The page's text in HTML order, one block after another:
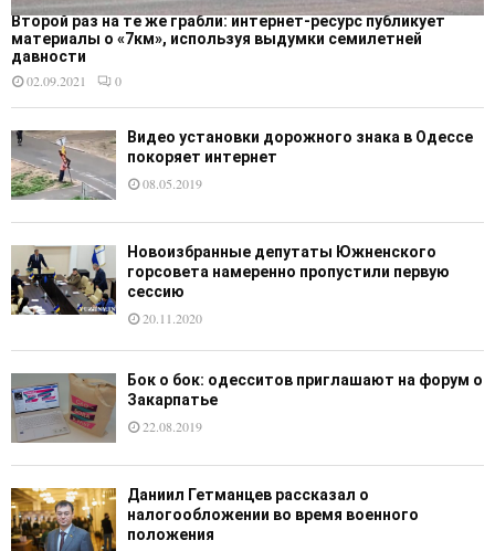
Второй раз на те же грабли: интернет-ресурс публикует
материалы о «7км», используя выдумки семилетней
давности
02.09.2021
0
Видео установки дорожного знака в Одессе
покоряет интернет
08.05.2019
Новоизбранные депутаты Южненского
горсовета намеренно пропустили первую
сессию
20.11.2020
Бок о бок: одесситов приглашают на форум о
Закарпатье
22.08.2019
Даниил Гетманцев рассказал о
налогообложении во время военного
положения